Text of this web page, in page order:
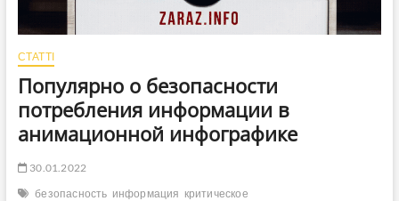
СТАТТІ
Популярно о безопасности
потребления информации в
анимационной инфографике
30.01.2022
безопасность информация критическое